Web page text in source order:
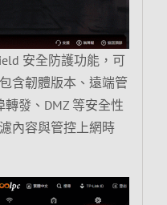
安全防護功能，可
含韌體版本、遠端管
轉發、DMZ 等安全性
內容與管控上網時